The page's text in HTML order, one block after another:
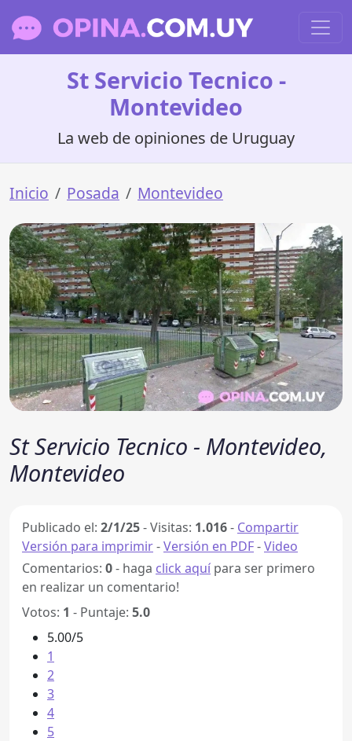
St Servicio Tecnico -
Montevideo
La web de opiniones de Uruguay
Inicio Posada Montevideo
St Servicio Tecnico - Montevideo,
Montevideo
Publicado el: 2/1/25-Visitas: 1.016- Compartir
Versión para imprimir-Versión en PDF-Video
Comentarios: 0- haga click aquí para ser primero
en realizar un comentario!
Votos: 1 - Puntaje: 5.0
5.00/5
1
2
3
4
5